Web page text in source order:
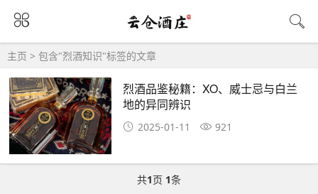
主页 > 包含"烈酒知识"标签的文章
烈酒品鉴秘籍：XO、威士忌与白兰
地的异同辨识
2025-01-11 921
共1页 1条